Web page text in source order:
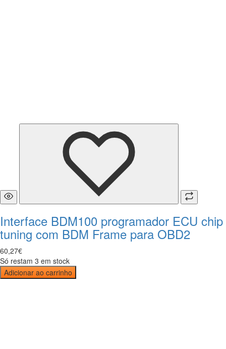
Interface BDM100 programador ECU chip
tuning com BDM Frame para OBD2
60,27€
Só restam 3 em stock
Adicionar ao carrinho